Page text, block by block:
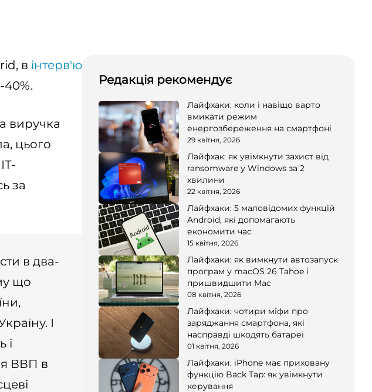
в інтерв'ю
40%.
виручка
цього
за
в два-
що
І
і
ВВП в
Редакція рекомендує
Лайфхаки: коли і навіщо варто
вмикати режим
енергозбереження на смартфоні
29 квітня, 2026
Лайфхак: як увімкнути захист від
ransomware у Windows за 2
хвилини
22 квітня, 2026
Лайфхаки: 5 маловідомих функцій
Android, які допомагають
економити час
15 квітня, 2026
Лайфхаки: як вимкнути автозапуск
програм у macOS 26 Tahoe і
пришвидшити Mac
08 квітня, 2026
Лайфхаки: чотири міфи про
заряджання смартфона, які
насправді шкодять батареї
01 квітня, 2026
Лайфхаки. iPhone має приховану
функцію Back Tap: як увімкнути
керування